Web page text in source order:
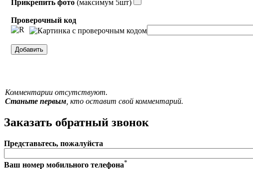
Прикрепить фото (максимум 5шт)
Проверочный код
Комментарии отсутствуют.
Станьте первым, кто оставит свой комментарий.
Заказать обратный звонок
Представьтесь, пожалуйста
Ваш номер мобильного телефона*